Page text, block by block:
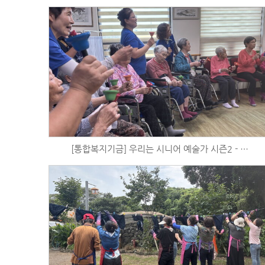
[통합복지기금] 우리는 시니어 예술가 시즌2 - 음악활동 (9/18)